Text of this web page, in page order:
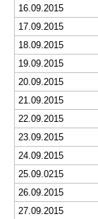
16.09.2015
17.09.2015
18.09.2015
19.09.2015
20.09.2015
21.09.2015
22.09.2015
23.09.2015
24.09.2015
25.09.0215
26.09.2015
27.09.2015